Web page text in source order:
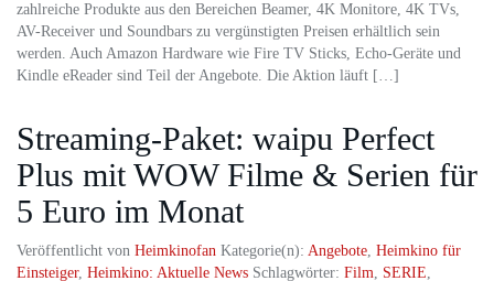
zahlreiche Produkte aus den Bereichen Beamer, 4K Monitore, 4K TVs,
AV-Receiver und Soundbars zu vergünstigten Preisen erhältlich sein
werden. Auch Amazon Hardware wie Fire TV Sticks, Echo-Geräte und
Kindle eReader sind Teil der Angebote. Die Aktion läuft […]
Streaming-Paket: waipu Perfect
Plus mit WOW Filme & Serien für
5 Euro im Monat
Veröffentlicht von Heimkinofan Kategorie(n): Angebote, Heimkino für
Einsteiger, Heimkino: Aktuelle News Schlagwörter: Film, SERIE,